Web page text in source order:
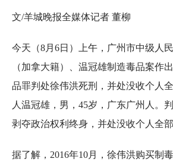
文/羊城晚报全媒体记者 董柳
今天（8月6日）上午，广州市中级人
（加拿大籍）、温冠雄制造毒品案作
品罪判处徐伟洪死刑，并处没收个人
人温冠雄，男，45岁，广东广州人。
剥夺政治权利终身，并处没收个人全部
据了解，2016年10月，徐伟洪购买制